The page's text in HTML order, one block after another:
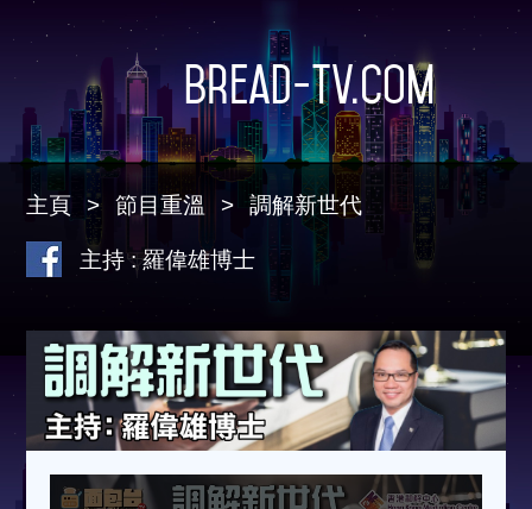
Bread-TV.com
主頁 節目重溫 調解新世代
主持 : 羅偉雄博士